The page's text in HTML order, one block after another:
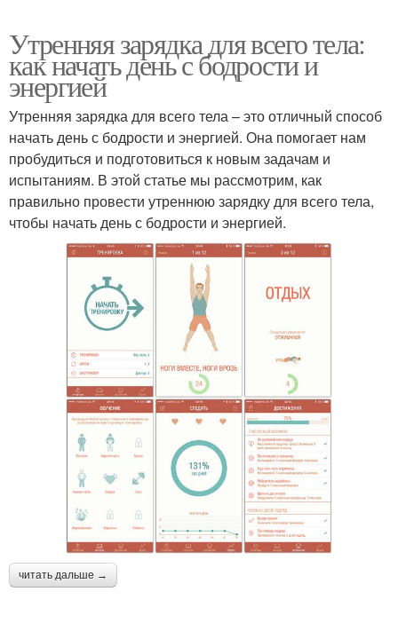
Утренняя зарядка для всего тела:
как начать день с бодрости и
энергией
Утренняя зарядка для всего тела – это отличный способ
начать день с бодрости и энергией. Она помогает нам
пробудиться и подготовиться к новым задачам и
испытаниям. В этой статье мы рассмотрим, как
правильно провести утреннюю зарядку для всего тела,
чтобы начать день с бодрости и энергией.
читать дальше →